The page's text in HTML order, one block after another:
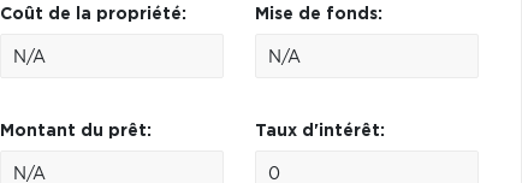
Coût de la propriété: Mise de fonds:
Montant du prêt: Taux d'intérêt: